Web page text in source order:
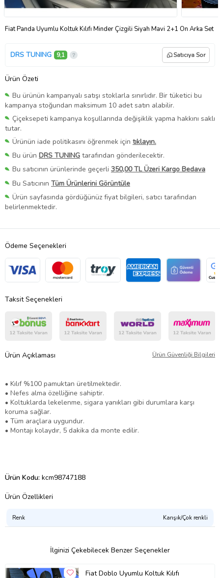
Fiat Panda Uyumlu Koltuk Kılıfı Minder Çizgili Siyah Mavi 2+1 Ön Arka Set
DRS TUNING 9,1 Satıcıya Sor
Ürün Özeti
Bu ürünün kampanyalı satışı stoklarla sınırlıdır. Bir tüketici bu
kampanya stoğundan maksimum 10 adet satın alabilir.
Çiçeksepeti kampanya koşullarında değişiklik yapma hakkını saklı
tutar.
Ürünün iade politikasını öğrenmek için tıklayın.
Bu ürün DRS TUNING tarafından gönderilecektir.
Bu satıcının ürünlerinde geçerli 350,00 TL Üzeri Kargo Bedava
Bu Satıcının Tüm Ürünlerini Görüntüle
Ürün sayfasında gördüğünüz fiyat bilgileri, satıcı tarafından
belirlenmektedir.
Ödeme Seçenekleri
Taksit Seçenekleri
Ürün Açıklaması Ürün Güvenliği Bilgileri
• Kılıf %100 pamuktan üretilmektedir.
• Nefes alma özelliğine sahiptir.
• Koltuklarda lekelenme, sigara yanıkları gibi durumlara karşı
koruma sağlar.
• Tüm araçlara uygundur.
• Montajı kolaydır, 5 dakika da monte edilir.
Ürün Kodu: kcm98747188
Ürün Özellikleri
Renk Karışık/Çok renkli
İlginizi Çekebilecek Benzer Seçenekler
Fiat Doblo Uyumlu Koltuk Kılıfı